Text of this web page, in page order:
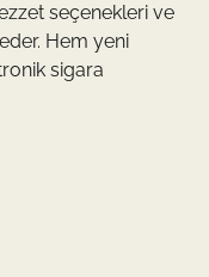
seçenekleri ve
Hem yeni
sigara